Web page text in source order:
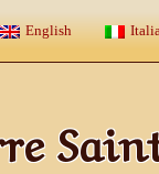
English